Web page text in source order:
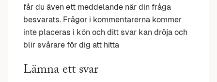
får du även ett meddelande när din fråga
besvarats. Frågor i kommentarerna kommer
inte placeras i kön och ditt svar kan dröja och
blir svårare för dig att hitta
Lämna ett svar